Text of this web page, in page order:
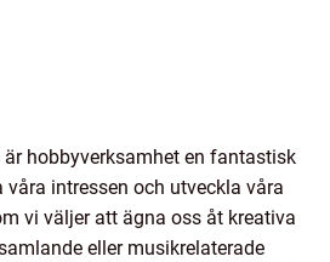
hobbyverksamhet en fantastisk
intressen och utveckla våra
vi väljer att ägna oss åt kreativa
eller musikrelaterade